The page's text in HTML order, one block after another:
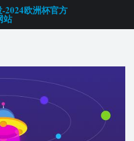
网投
2024欧洲杯官方
站